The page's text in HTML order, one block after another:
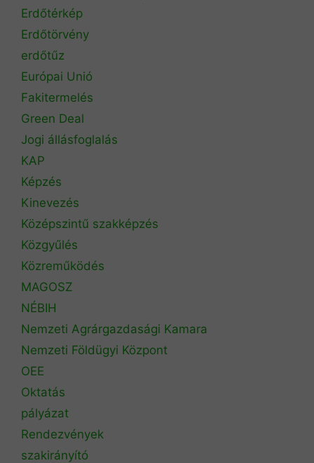
Erdőtérkép
Erdőtörvény
erdőtűz
Európai Unió
Fakitermelés
Green Deal
Jogi állásfoglalás
KAP
Képzés
Kinevezés
Középszintű szakképzés
Közgyűlés
Közreműködés
MAGOSZ
NÉBIH
Nemzeti Agrárgazdasági Kamara
Nemzeti Földügyi Központ
OEE
Oktatás
pályázat
Rendezvények
szakirányító